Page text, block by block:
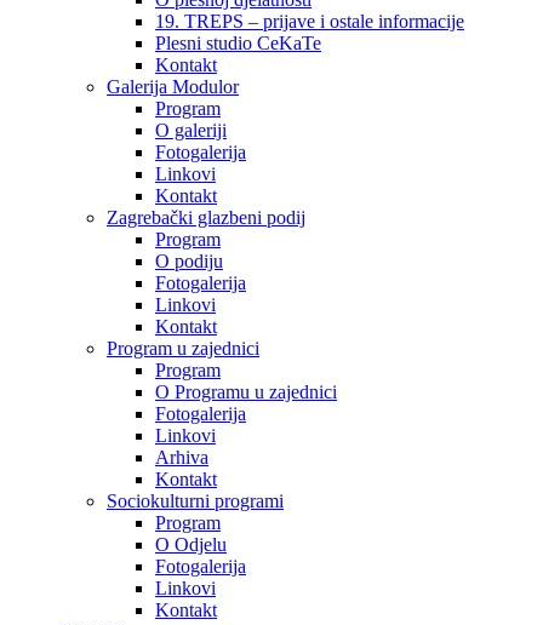
19. TREPS – prijave i ostale informacije
Plesni studio CeKaTe
Kontakt
Galerija Modulor
Program
O galeriji
Fotogalerija
Linkovi
Kontakt
Zagrebački glazbeni podij
Program
O podiju
Fotogalerija
Linkovi
Kontakt
Program u zajednici
Program
O Programu u zajednici
Fotogalerija
Linkovi
Arhiva
Kontakt
Sociokulturni programi
Program
O Odjelu
Fotogalerija
Linkovi
Kontakt